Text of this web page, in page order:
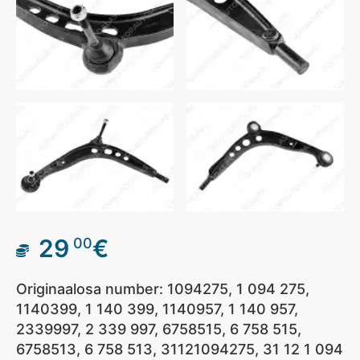
29 00€
Originaalosa number: 1094275, 1 094 275,
1140399, 1 140 399, 1140957, 1 140 957,
2339997, 2 339 997, 6758515, 6 758 515,
6758513, 6 758 513, 31121094275, 31 12 1 094